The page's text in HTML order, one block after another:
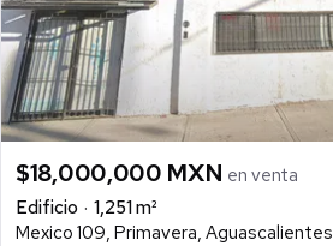
$18,000,000 MXN en venta
Edificio
1,251 m²
Mexico 109, Primavera, Aguascalientes